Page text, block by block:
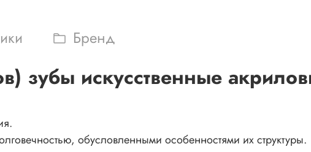
Бренд
зубы искусственные
обусловленными особенностями их структуры.